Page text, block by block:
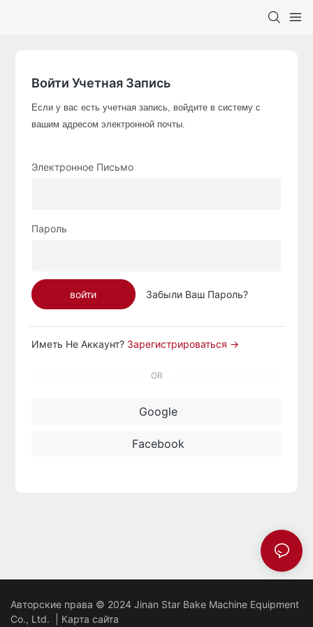
Войти Учетная Запись
Если у вас есть учетная запись, войдите в систему с
вашим адресом электронной почты.
Электронное Письмо
Пароль
войти Забыли Ваш Пароль?
Иметь Не Аккаунт? Зарегистрироваться →
OR
Google
Facebook
Авторские права © 2024 Jinan Star Bake Machine Equipment
Co., Ltd. | Карта сайта